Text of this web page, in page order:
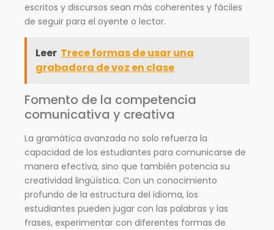
escritos y discursos sean más coherentes y fáciles
de seguir para el oyente o lector.
Leer Trece formas de usar una
grabadora de voz en clase
Fomento de la competencia
comunicativa y creativa
La gramática avanzada no solo refuerza la
capacidad de los estudiantes para comunicarse de
manera efectiva, sino que también potencia su
creatividad lingüística. Con un conocimiento
profundo de la estructura del idioma, los
estudiantes pueden jugar con las palabras y las
frases, experimentar con diferentes formas de